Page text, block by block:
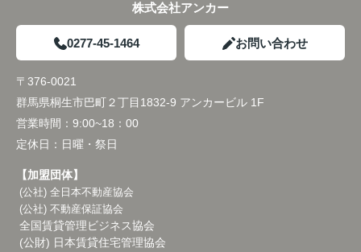
株式会社アンカー
0277-45-1464 お問い合わせ
〒376-0021
群馬県桐生市巴町２丁目1832-9 アンカービル 1F
営業時間： 9:00~18：00
定休日： 日曜・祭日
【加盟団体】
(公社) 全日本不動産協会
(公社) 不動産保証協会
全国賃貸管理ビジネス協会
(公財) 日本賃貸住宅管理協会